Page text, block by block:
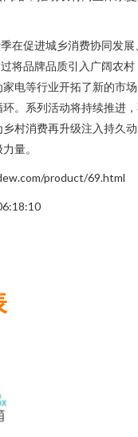
在促进城乡消费协同发展
将品牌品质引入广阔农村
电等行业开拓了新的市
。系列活动将持续推进
村消费再升级注入持久动
量。
product/69.html